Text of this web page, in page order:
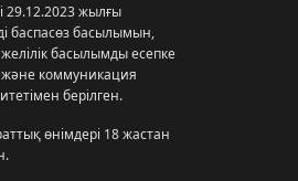
29.12.2023 жылғы
баспасөз басылымын,
басылымды есепке
және коммуникация
берілген.
өнімдері 18 жастан